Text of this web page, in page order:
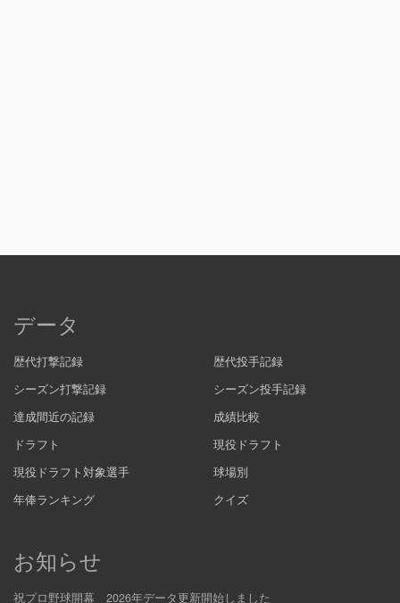
データ
歴代打撃記録
歴代投手記録
シーズン打撃記録
シーズン投手記録
達成間近の記録
成績比較
ドラフト
現役ドラフト
現役ドラフト対象選手
球場別
年俸ランキング
クイズ
お知らせ
祝プロ野球開幕 2026年データ更新開始しました